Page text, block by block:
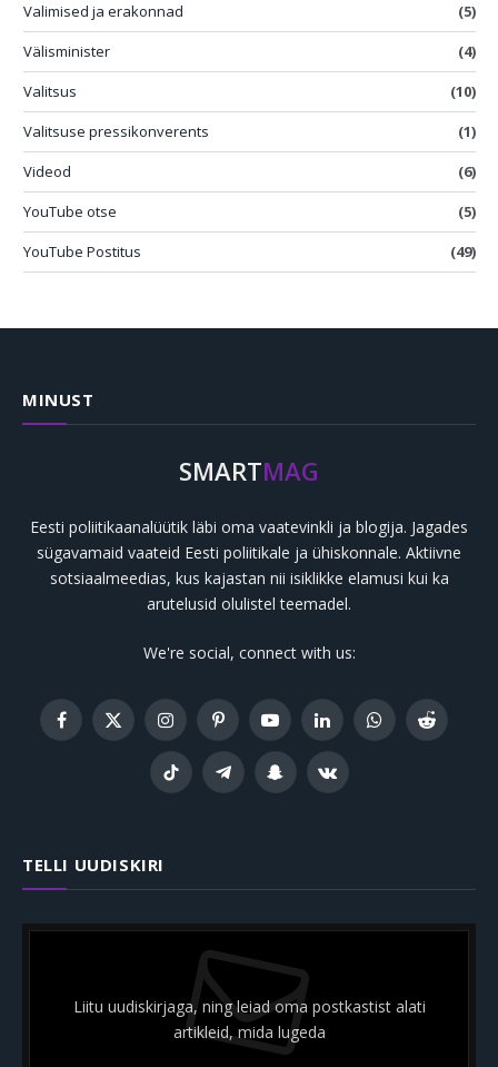
Valimised ja erakonnad
(5)
Välisminister
(4)
Valitsus
(10)
Valitsuse pressikonverents
(1)
Videod
(6)
YouTube otse
(5)
YouTube Postitus
(49)
MINUST
SMARTMAG
Eesti poliitikaanalüütik läbi oma vaatevinkli ja blogija. Jagades
sügavamaid vaateid Eesti poliitikale ja ühiskonnale. Aktiivne
sotsiaalmeedias, kus kajastan nii isiklikke elamusi kui ka
arutelusid olulistel teemadel.
We're social, connect with us:
Facebook
X
(Twitter)
InstagramPinterestYouTubeLinkedInWhatsAppReddit
TikTok TelegramSnapchatVKontakte
TELLI UUDISKIRI
Liitu uudiskirjaga, ning leiad oma postkastist alati
artikleid, mida lugeda